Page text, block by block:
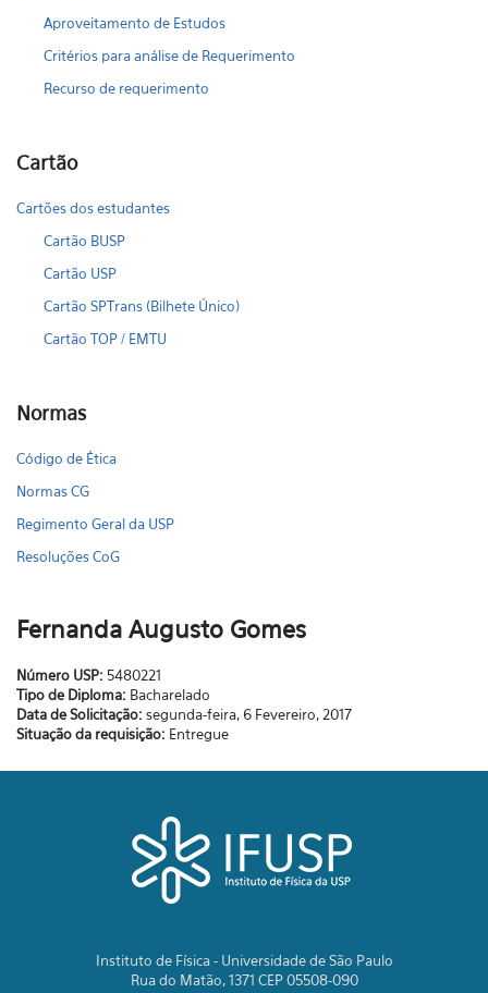
Aproveitamento de Estudos
Critérios para análise de Requerimento
Recurso de requerimento
Cartão
Cartões dos estudantes
Cartão BUSP
Cartão USP
Cartão SPTrans (Bilhete Único)
Cartão TOP / EMTU
Normas
Código de Ética
Normas CG
Regimento Geral da USP
Resoluções CoG
Fernanda Augusto Gomes
Número USP: 5480221
Tipo de Diploma: Bacharelado
Data de Solicitação: segunda-feira, 6 Fevereiro, 2017
Situação da requisição: Entregue
Instituto de Física - Universidade de São Paulo
Rua do Matão, 1371 CEP 05508-090